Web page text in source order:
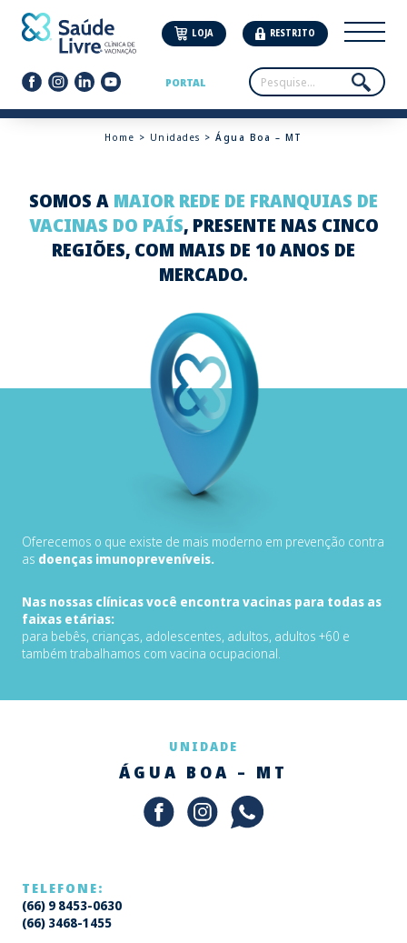
LOJA RESTRITO
PORTAL
Home > Unidades > Água Boa – MT
SOMOS A MAIOR REDE DE FRANQUIAS DE
VACINAS DO PAÍS, PRESENTE NAS CINCO
REGIÕES, COM MAIS DE 10 ANOS DE
MERCADO.
Oferecemos o que existe de mais moderno em prevenção contra
as doenças imunopreveníveis.
Nas nossas clínicas você encontra vacinas para todas as
faixas etárias:
para bebês, crianças, adolescentes, adultos, adultos +60 e
também trabalhamos com vacina ocupacional.
UNIDADE
ÁGUA BOA – MT
TELEFONE:
(66) 9 8453-0630
(66) 3468-1455